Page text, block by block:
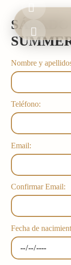
contenido
HOME
BOOK &
FOOD &
SÁBADO
Nombre y
Teléfono:
Email:
Confirmar Email:
Fecha de